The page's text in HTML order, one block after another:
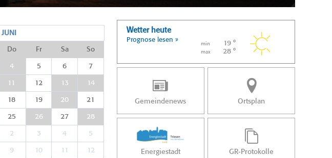
JUNI
Do Fr Sa So
4 5 6 7
11 12 13 14
18 19 20 21
25 26 27 28
2 3 4 5
9 10 11 12
Wetter heute
Prognose lesen »
min 19 °
max 28 °
Gemeindenews Ortsplan
Energiestadt GR-Protokolle